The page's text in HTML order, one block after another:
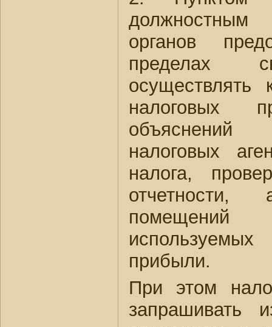
органов
пределах
осуществлять
налоговых
объяснений
налоговых
налога,
прибыли.
При этом
запрашивать